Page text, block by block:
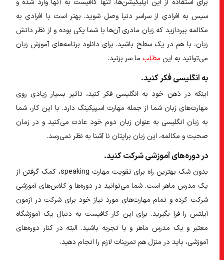
برای استفاده از این اپلیکیشن‌ها، تنها کافیست به آنها وارد شده و
سپس به افرادی از سراسر دنیا وصل شوید. بهتر است با افرادی به
مکالمه بپردازید که زبان مادری آن‌ها با شما یکی بوده و از نظر دانش
زبان، با هم در یک سطح باشید. برای دانلود برنامه‌های آموزش زبان
می‌توانید به اینمطلبما سر بزنید.
به انگلیسی فکر کنید.
اینکه در ذهن خود به انگلیسی فکر کنید، تاثیر بسیار زیادی روی
مهارت‌های زبان شما از جمله مهارت اسپیکینگ دارد. با این کار، شما
به زبان انگلیسی به عنوان زبان دوم خود عادت می‌کنید و در زمان
صحبت و مکالمه، این زبان برایتان نا آشنا به نظر نمی‌رسد.
در دوره‌های آموزشی شرکت کنید.
بدون شک بهترین راه برای تقویت
مهارت speaking، کمک گرفتن از
یک مدرس ماهر است. شما می‌توانید در دوره‌ها و کلاس‌های آموزشی
شرکت کرده و تمام مهارت‌های مورد نیاز خود برای شرکت در آزمون
آیلتس را فرا بگیرید. برای این کار کافیست به دنبال یک آموزشگاه
معتبر و یک مدرس ماهر و با تجربه باشید. البته در کنار دوره‌های
آموزشی، باید در منزل هم تمرینات لازم را انجام دهید.